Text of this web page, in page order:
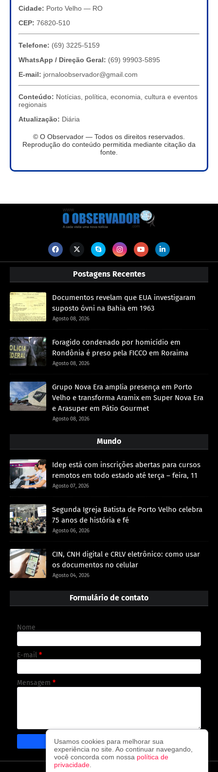
Cidade: Porto Velho — RO
CEP: 76820-510
Telefone: (69) 3225-5159
WhatsApp / Direção Geral: (69) 99903-5895
E-mail: jornaloobservador@gmail.com
Conteúdo: Notícias, política, economia, cultura e eventos
regionais
Atualização: Diária
© O Observador — Todos os direitos reservados.
Reprodução do conteúdo permitida mediante citação da
fonte.
Postagens Recentes
Documentos revelam que EUA investigaram
suposto óvni na Bahia em 1963
Agosto 08, 2026
Foragido condenado por homicídio em
Rondônia é preso pela FICCO em Roraima
Agosto 08, 2026
Grupo Nova Era amplia presença em Porto
Velho e transforma Aramix em Super Nova Era
e Arasuper em Pátio Gourmet
Agosto 08, 2026
Mundo
Idep está com inscrições abertas para cursos
remotos em todo estado até terça – feira, 11
Agosto 07, 2026
Segunda Igreja Batista de Porto Velho celebra
75 anos de história e fé
Agosto 06, 2026
CIN, CNH digital e CRLV eletrônico: como usar
os documentos no celular
Agosto 04, 2026
Formulário de contato
Nome
E-mail *
Mensagem *
Usamos cookies para melhorar sua
experiência no site. Ao continuar navegando,
você concorda com nossa política de
privacidade